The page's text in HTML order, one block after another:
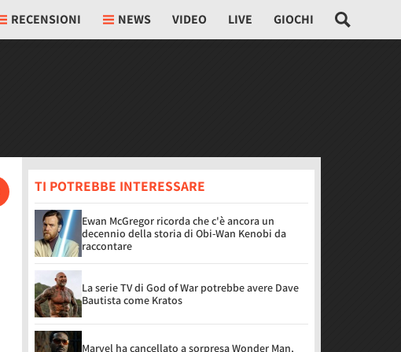
RECENSIONI NEWS VIDEO LIVE GIOCHI
TI POTREBBE INTERESSARE
Ewan McGregor ricorda che c'è ancora un
decennio della storia di Obi-Wan Kenobi da
raccontare
La serie TV di God of War potrebbe avere Dave
Bautista come Kratos
Marvel ha cancellato a sorpresa Wonder Man,